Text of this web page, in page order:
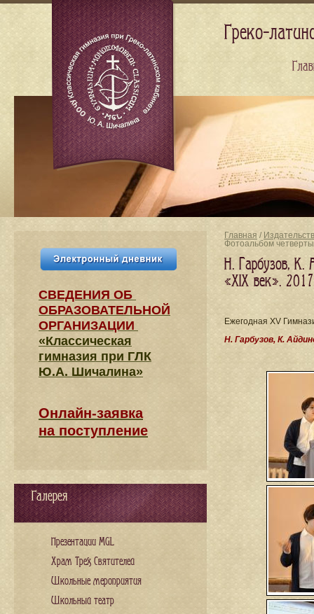
Главная /
Фотоальбом
Н. Гарбузов, К.
«XIX век».
Ежегодная XV
Н. Гарбузов, К.
СВЕДЕНИЯ​ ОБ
ОБРАЗОВАТЕЛЬНОЙ
ОРГАНИЗАЦИИ
«Классическая
гимназия при ГЛК
Ю.А. Шичалина»
Онлайн-заявка
на поступление
Галерея
Презентации MGL
Храм Трех Святителей
Школьные мероприятия
Школьный театр
Греко-